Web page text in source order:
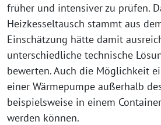
früher und intensiver zu prüfen.
Heizkesseltausch stammt aus
Einschätzung hätte damit
unterschiedliche technische
bewerten. Auch die Möglichkeit
einer Wärmepumpe außerhalb
beispielsweise in einem
werden können.